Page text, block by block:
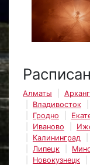
Алматы
Владивосток
Гродно
Иваново
Калининград
Липецк
Новокузнецк